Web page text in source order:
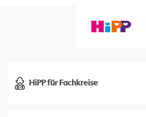
HiPP für Fachkreise